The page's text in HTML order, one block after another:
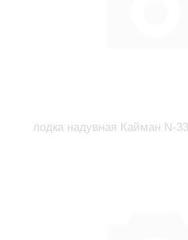
лодка надувная Кайман N-